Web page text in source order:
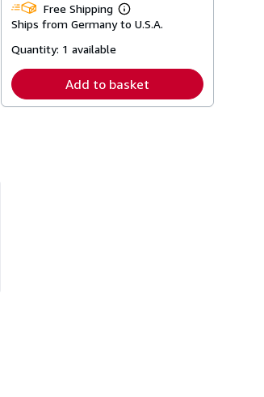
Free Shipping
Learn
more
Ships from Germany to U.S.A.
Quantity: 1 available
Add to basket